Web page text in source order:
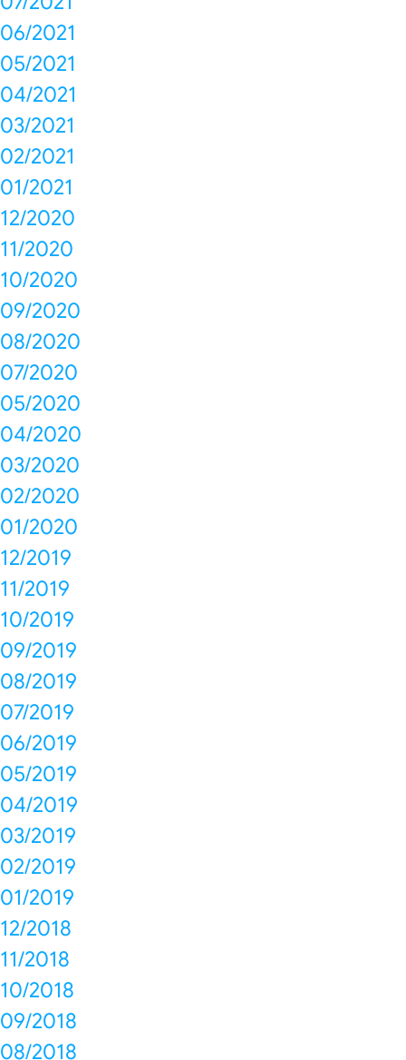
06/2021
05/2021
04/2021
03/2021
02/2021
01/2021
12/2020
11/2020
10/2020
09/2020
08/2020
07/2020
05/2020
04/2020
03/2020
02/2020
01/2020
12/2019
11/2019
10/2019
09/2019
08/2019
07/2019
06/2019
05/2019
04/2019
03/2019
02/2019
01/2019
12/2018
11/2018
10/2018
09/2018
08/2018